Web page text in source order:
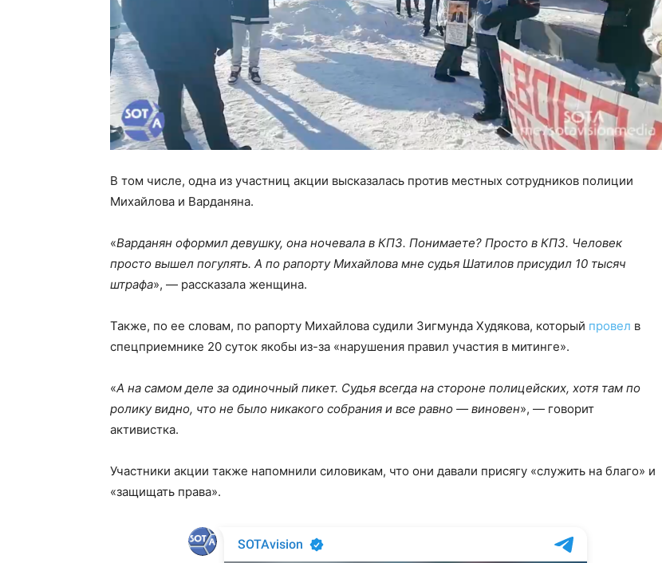
В том числе, одна из участниц акции высказалась против местных сотрудников полиции
Михайлова и Варданяна.
«Варданян оформил девушку, она ночевала в КПЗ. Понимаете? Просто в КПЗ. Человек
просто вышел погулять. А по рапорту Михайлова мне судья Шатилов присудил 10 тысяч
штрафа», — рассказала женщина.
Также, по ее словам, по рапорту Михайлова судили Зигмунда Худякова, который провел в
спецприемнике 20 суток якобы из-за «нарушения правил участия в митинге».
«А на самом деле за одиночный пикет. Судья всегда на стороне полицейских, хотя там по
ролику видно, что не было никакого собрания и все равно — виновен», — говорит
активистка.
Участники акции также напомнили силовикам, что они давали присягу «служить на благо» и
«защищать права».